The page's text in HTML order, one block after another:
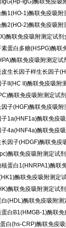
IgG)酶联免疫吸
1(HO-1)酶联免疫吸附
2(HO-2)酶联免疫吸附
酶联免疫吸附测定试剂
蛋白多糖(HSPG)酶联
酶联免疫吸附测定试
生长因子样生长因子
II(HC II)酶联免疫吸附
酶联免疫吸附测定试
子(HGF)酶联免疫吸附
1a(HNF1a)酶联免疫
4a(HNF4a)酶联免疫
因子(HDGF)酶联免疫
酶联免疫吸附测定试
蛋白1(HNRPA1)酶联
酶联免疫吸附测定
酶联免疫吸附测定试
(HDL)酶联免疫吸附测
白B1(HMGB-1)酶联
白(hs-CRP)酶联免疫